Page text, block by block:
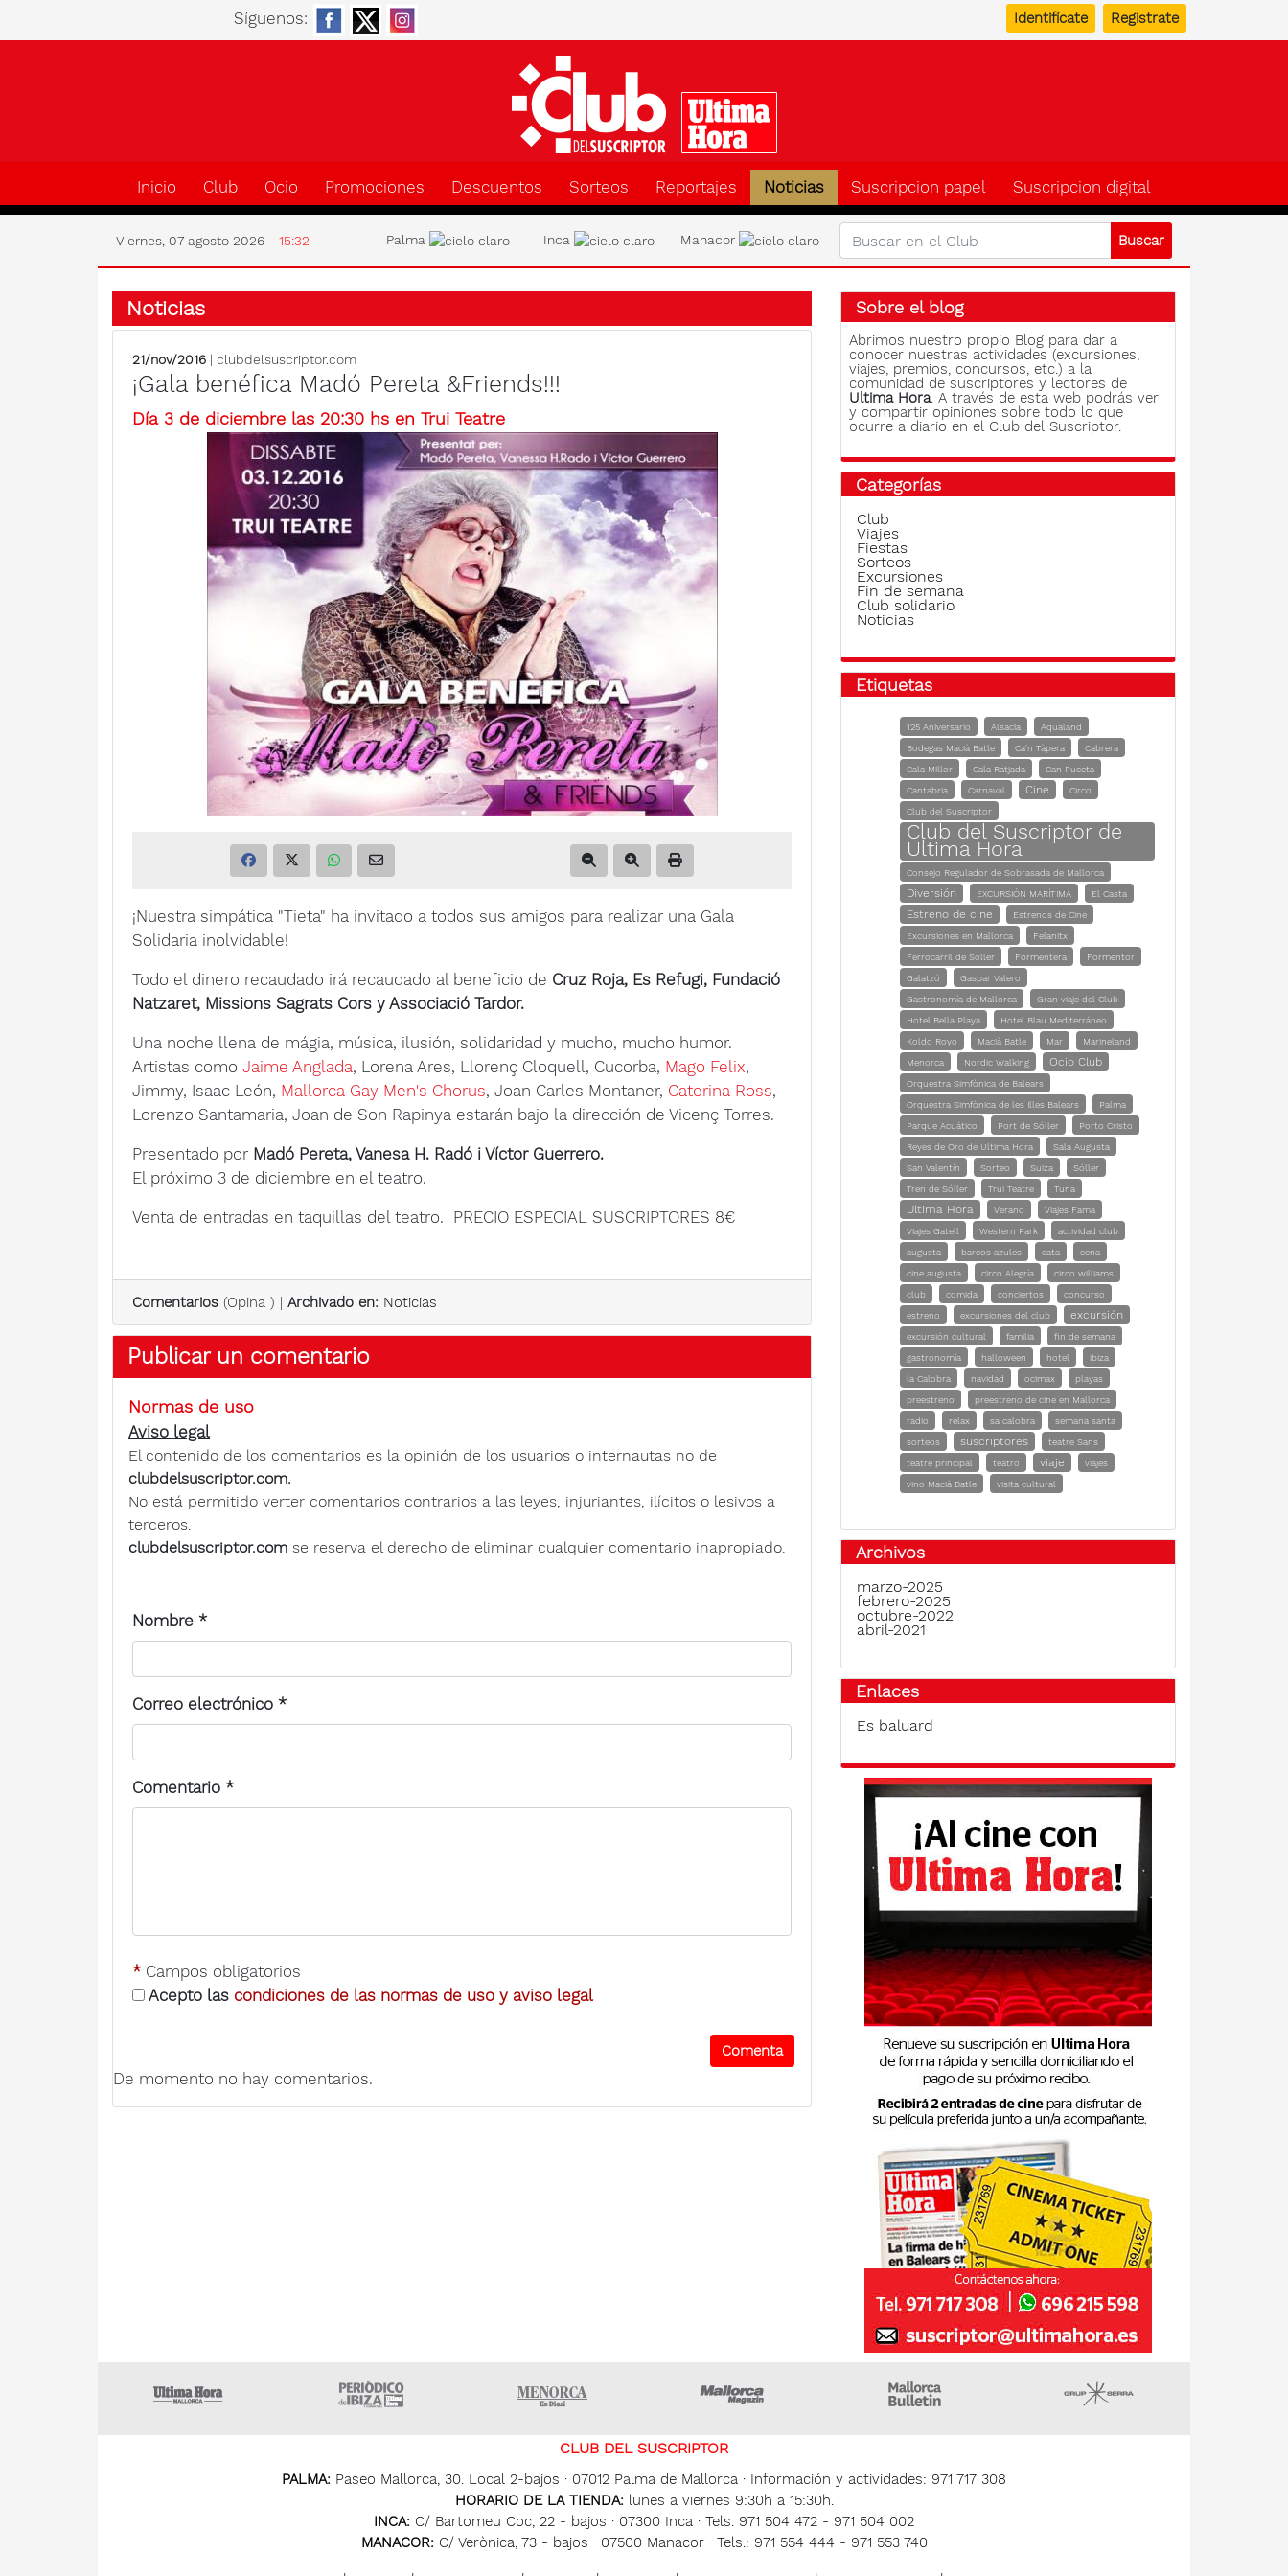
Síguenos: Identifícate Registrate
Inicio Club Ocio Promociones Descuentos Sorteos Reportajes Noticias Suscripcion papel Suscripcion digital
Viernes, 07 agosto 2026 - 15:32 Palma Inca Manacor
Noticias
21/nov/2016 | clubdelsuscriptor.com
¡Gala benéfica Madó Pereta &Friends!!!
Día 3 de diciembre las 20:30 hs en Trui Teatre
¡Nuestra simpática "Tieta" ha invitado a todos sus amigos para realizar una Gala
Solidaria inolvidable!
Todo el dinero recaudado irá recaudado al beneficio de Cruz Roja, Es Refugi, Fundació
Natzaret, Missions Sagrats Cors y Associació Tardor.
Una noche llena de mágia, música, ilusión, solidaridad y mucho, mucho humor.
Artistas como Jaime Anglada, Lorena Ares, Llorenç Cloquell, Cucorba, Mago Felix,
Jimmy, Isaac León, Mallorca Gay Men's Chorus, Joan Carles Montaner, Caterina Ross,
Lorenzo Santamaria, Joan de Son Rapinya estarán bajo la dirección de Vicenç Torres.
Presentado por Madó Pereta, Vanesa H. Radó i Víctor Guerrero.
El próximo 3 de diciembre en el teatro.
Venta de entradas en taquillas del teatro. PRECIO ESPECIAL SUSCRIPTORES 8€
Comentarios (Opina ) | Archivado en: Noticias
Publicar un comentario
Normas de uso
Aviso legal
El contenido de los comentarios es la opinión de los usuarios o internautas no de
clubdelsuscriptor.com.
No está permitido verter comentarios contrarios a las leyes, injuriantes, ilícitos o lesivos a
terceros.
clubdelsuscriptor.com se reserva el derecho de eliminar cualquier comentario inapropiado.
Nombre *
Correo electrónico *
Comentario *
* Campos obligatorios
Acepto las condiciones de las normas de uso y aviso legal
De momento no hay comentarios.
Sobre el blog
Abrimos nuestro propio Blog para dar a
conocer nuestras actividades (excursiones,
viajes, premios, concursos, etc.) a la
comunidad de suscriptores y lectores de
Ultima Hora. A través de esta web podrás ver
y compartir opiniones sobre todo lo que
ocurre a diario en el Club del Suscriptor.
Categorías
Club
Viajes
Fiestas
Sorteos
Excursiones
Fin de semana
Club solidario
Noticias
Etiquetas
125 Aniversario Alsacia
Aqualand
Bodegas Macià Batle
Ca'n Tàpera
Cabrera
Cala Millor
Cala Ratjada
Can Puceta
Cantabria
Carnaval Cine
Circo
Club del Suscriptor
Club del Suscriptor de
Ultima Hora
Consejo Regulador de Sobrasada de Mallorca
Diversión EXCURSIÓN MARÍTIMA El Casta
Estreno de cine
Estrenos de Cine
Excursiones en Mallorca
Felanitx
Ferrocarril de Sóller
Formentera
Formentor
Galatzó
Gaspar Valero
Gastronomía de Mallorca
Gran viaje del Club
Hotel Bella Playa
Hotel Blau Mediterráneo
Koldo Royo
Macià Batle Mar
Marineland
Menorca
Nordic Walking Ocio Club
Orquestra Simfònica de Balears
Orquestra Simfònica de les Illes Balears
Palma
Parque Acuático
Port de Sóller
Porto Cristo
Reyes de Oro de Ultima Hora
Sala Augusta
San Valentín
Sorteo Suiza
Sóller
Tren de Sóller
Trui Teatre Tuna
Ultima Hora Verano
Viajes Fama
Viajes Gatell
Western Park
actividad club
augusta
barcos azules cata
cena
cine augusta
circo Alegría
circo williams
club
comida conciertos
concurso
estreno
excursiones del club excursión
excursión cultural familia
fin de semana
gastronomía
halloween hotel
ibiza
la Calobra
navidad ocimax
playas
preestreno
preestreno de cine en Mallorca
radio
relax sa calobra
semana santa
sorteos
suscriptores
teatre Sans
teatre principal
teatro viaje
viajes
vino Macià Batle
visita cultural
Archivos
marzo-2025
febrero-2025
octubre-2022
abril-2021
Enlaces
Es baluard
Menorca • Es Diari Majorca Daily Bulletin
CLUB DEL SUSCRIPTOR
PALMA: Paseo Mallorca, 30. Local 2-bajos · 07012 Palma de Mallorca · Información y actividades: 971 717 308
HORARIO DE LA TIENDA: lunes a viernes 9:30h a 15:30h.
INCA: C/ Bartomeu Coc, 22 - bajos · 07300 Inca · Tels. 971 504 472 - 971 504 002
MANACOR: C/ Verònica, 73 - bajos · 07500 Manacor · Tels.: 971 554 444 - 971 553 740